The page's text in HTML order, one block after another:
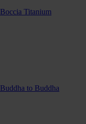
Boccia Titanium
Buddha to Buddha